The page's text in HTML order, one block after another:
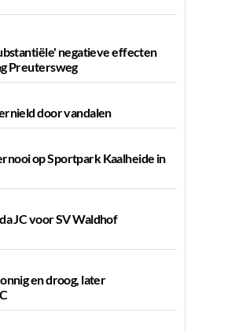
negatieve effecten
Preutersweg
door vandalen
op Sportpark Kaalheide in
JC voor SV Waldhof
en droog, later